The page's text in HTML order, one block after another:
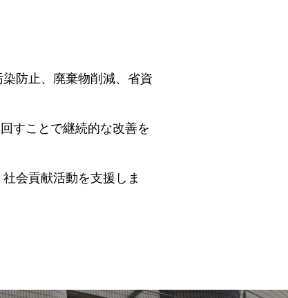
防止、廃棄物削減、省資
すことで継続的な改善を
会貢献活動を支援しま